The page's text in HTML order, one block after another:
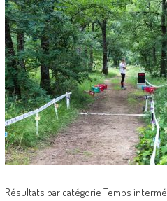
Résultats par catégorie Temps